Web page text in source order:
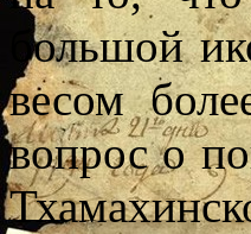
большой
весом
вопрос о